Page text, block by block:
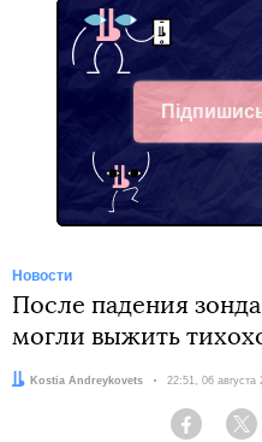
Facebook
Новости
После падения
могли выжить
Автор:Kostia Andreykovets Дата:
22:51, 06 августа
Facebook